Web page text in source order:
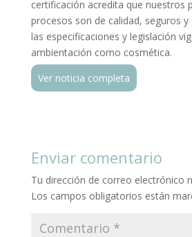
certificación acredita que nuestros
procesos son de calidad, seguros
las especificaciones y legislación
ambientación como cosmética.
Ver noticia completa
Enviar comentario
Tu dirección de correo electrónico
Los campos obligatorios están